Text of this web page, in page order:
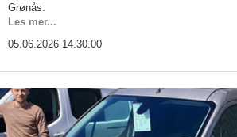
Grønås.
Les mer...
05.06.2026 14.30.00